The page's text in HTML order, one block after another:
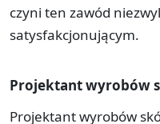
czyni ten zawód
satysfakcjonującym.
Projektant wyrobów
Projektant wyrobów